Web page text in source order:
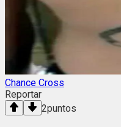
Chance Cross
Reportar
2puntos